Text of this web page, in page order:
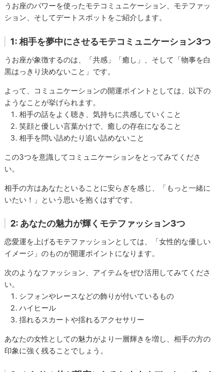
うお座のパワーを使ったモテコミュニケーション、モテファッ
ション、そしてデートスポットをご紹介します。
1: 相手を夢中にさせるモテコミュニケーション3つ
うお座が象徴するのは、「共感」「癒し」、そして「物事を白
黒はっきり決めないこと」です。
よって、コミュニケーションの開運ポイントとしては、以下の
ようなことが挙げられます。
相手の話をよく聴き
、気持ちに共感していくこと
笑顔と優しい言葉かけで、癒しの存在になること
相手を問い詰めたり追い詰めないこと
この3つを意識してコミュニケーションをとってみてくださ
い。
相手の方はあなたといることに安らぎを感じ、「もっと一緒に
いたい！」という思いを抱くはずです。
2: あなたの魅力が輝くモテファッション3つ
恋愛運を上げるモテファッションとしては、「女性的な優しい
イメージ」のものが開運ポイントになります。
次のようなファッション、アイテムをぜひ活用してみてくださ
い。
シフォンやレースなどの飾りが付いているもの
ハイヒール
揺れるスカートや揺れるアクセサリー
あなたの女性としての魅力がより一層輝きを増し、相手の方の
印象に強く残ることでしょう。